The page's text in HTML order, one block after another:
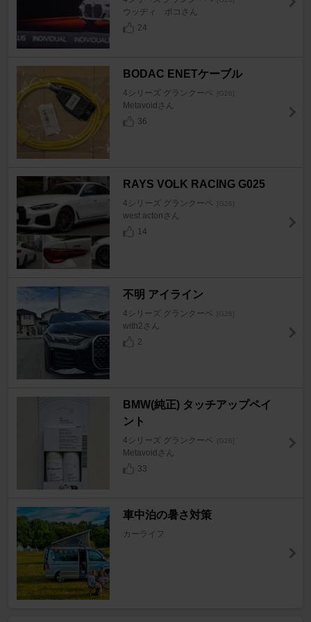
ウッヂィ ポコさん
24
BODAC ENETケーブル
4シリーズ グランクーペ [G26]
Metavoidさん
36
RAYS VOLK RACING G025
4シリーズ グランクーペ [G26]
west actonさん
14
不明 アイライン
4シリーズ グランクーペ [G26]
with2さん
2
BMW(純正) タッチアップペイ
ント
4シリーズ グランクーペ [G26]
Metavoidさん
33
車中泊の暑さ対策
カーライフ